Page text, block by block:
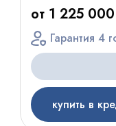
от 1 225
Гарантия 4
купить в